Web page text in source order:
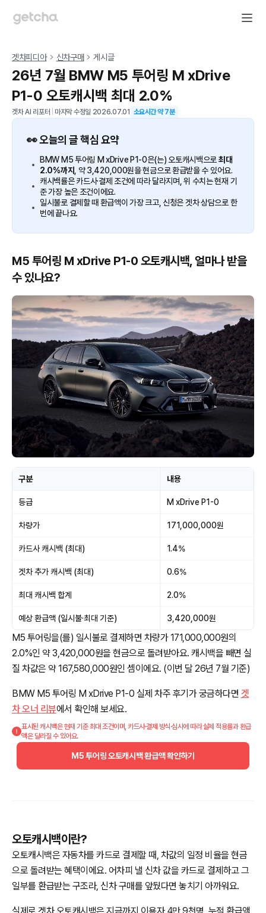
겟차피디아 신차구매 게시글
26년 7월 BMW M5 투어링 M xDrive
P1-0 오토캐시백 최대 2.0%
겟차 AI 리포터 마지막 수정일 2026.07.01 소요시간 약7분
👀 오늘의 글 핵심 요약
BMW M5 투어링 M xDrive P1-0은(는) 오토캐시백으로 최대
2.0%까지 , 약 3,420,000원을 현금으로 환급받을 수 있어요.
캐시백률은 카드사·결제 조건에 따라 달라지며, 위 수치는 현재 기
준 가장 높은 조건이에요.
일시불로 결제할 때 환급액이 가장 크고, 신청은 겟차 상담으로 한
번에 끝나요.
M5 투어링 M xDrive P1-0 오토캐시백, 얼마나 받을
수 있나요?
구분 내용
등급 M xDrive P1-0
차량가 171,000,000원
카드사 캐시백 (최대) 1.4%
겟차 추가 캐시백 (최대) 0.6%
최대 캐시백 합계 2.0%
예상 환급액 (일시불·최대 기준) 3,420,000원
M5 투어링을(를) 일시불로 결제하면 차량가 171,000,000원의
2.0%인 약 3,420,000원을 현금으로 돌려받아요. 캐시백을 빼면 실
질 차값은 약 167,580,000원인 셈이에요. (이번 달 26년 7월 기준)
BMW M5 투어링 M xDrive P1-0 실제 차주 후기가 궁금하다면 겟
차 오너 리뷰에서 확인해 보세요.
표시된 캐시백은 현재 기준 최대 조건이며, 카드사·결제 방식·심사에 따라 실제 적용률과 환급
액은 달라질 수 있어요.
M5 투어링 오토캐시백 환급액 확인하기
오토캐시백이란?
오토캐시백은 자동차를 카드로 결제할 때, 차값의 일정 비율을 현금
으로 돌려받는 혜택이에요. 어차피 낼 신차 값을 카드로 결제하고 그
일부를 환급받는 구조라, 신차 구매를 앞뒀다면 놓치기 아까워요.